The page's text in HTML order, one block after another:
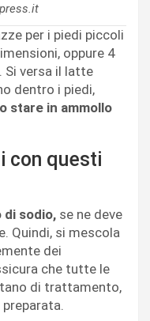
per i piedi piccoli
oppure 4
Si versa il latte
dentro i piedi,
stare in ammollo
con questi
di sodio, se ne deve
Quindi, si mescola
dei
che tutte le
di trattamento,